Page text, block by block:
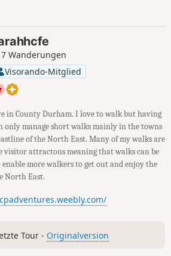
Wanderungen
Visorando-Mitglied
in County Durham. I love to walk but having
only manage short walks mainly in the towns
of the North East. Many of my walks are
visitor attractons meaning that walks can be
more walkers to get out and enjoy the
North East.
Tour - Originalversion